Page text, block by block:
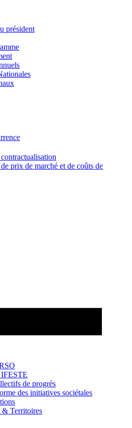
président
prix de marché et de coûts de
de progrès
des initiatives sociétales
& Territoires